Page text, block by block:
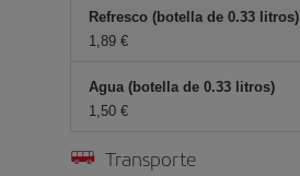
Refresco (botella de 0.33 litros)
1,89 €
Agua (botella de 0.33 litros)
1,50 €
Transporte